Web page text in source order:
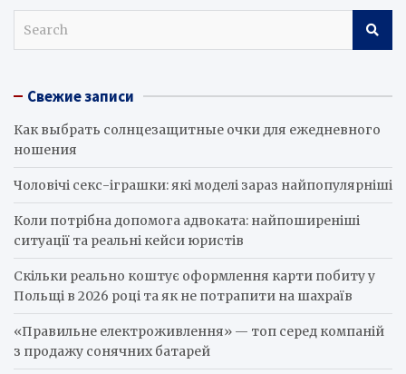
c Свежие записи
Как выбрать солнцезащитные очки для ежедневного
ношения
Чоловічі секс-іграшки: які моделі зараз найпопулярніші
Коли потрібна допомога адвоката: найпоширеніші
ситуації та реальні кейси юристів
Скільки реально коштує оформлення карти побиту у
Польщі в 2026 році та як не потрапити на шахраїв
«Правильне електроживлення» — топ серед компаній
з продажу сонячних батарей